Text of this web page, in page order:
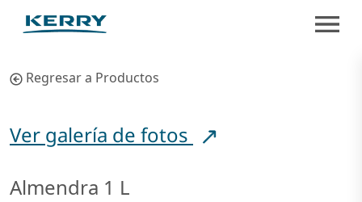
Regresar a Productos
Ver galería de fotos
Almendra 1 L